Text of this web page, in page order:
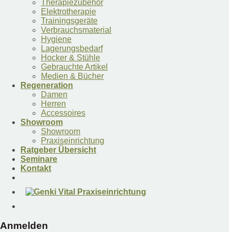
Therapiezubehör
Elektrotherapie
Trainingsgeräte
Verbrauchsmaterial
Hygiene
Lagerungsbedarf
Hocker & Stühle
Gebrauchte Artikel
Medien & Bücher
Regeneration
Damen
Herren
Accessoires
Showroom
Showroom
Praxiseinrichtung
Ratgeber Übersicht
Seminare
Kontakt
Anmelden